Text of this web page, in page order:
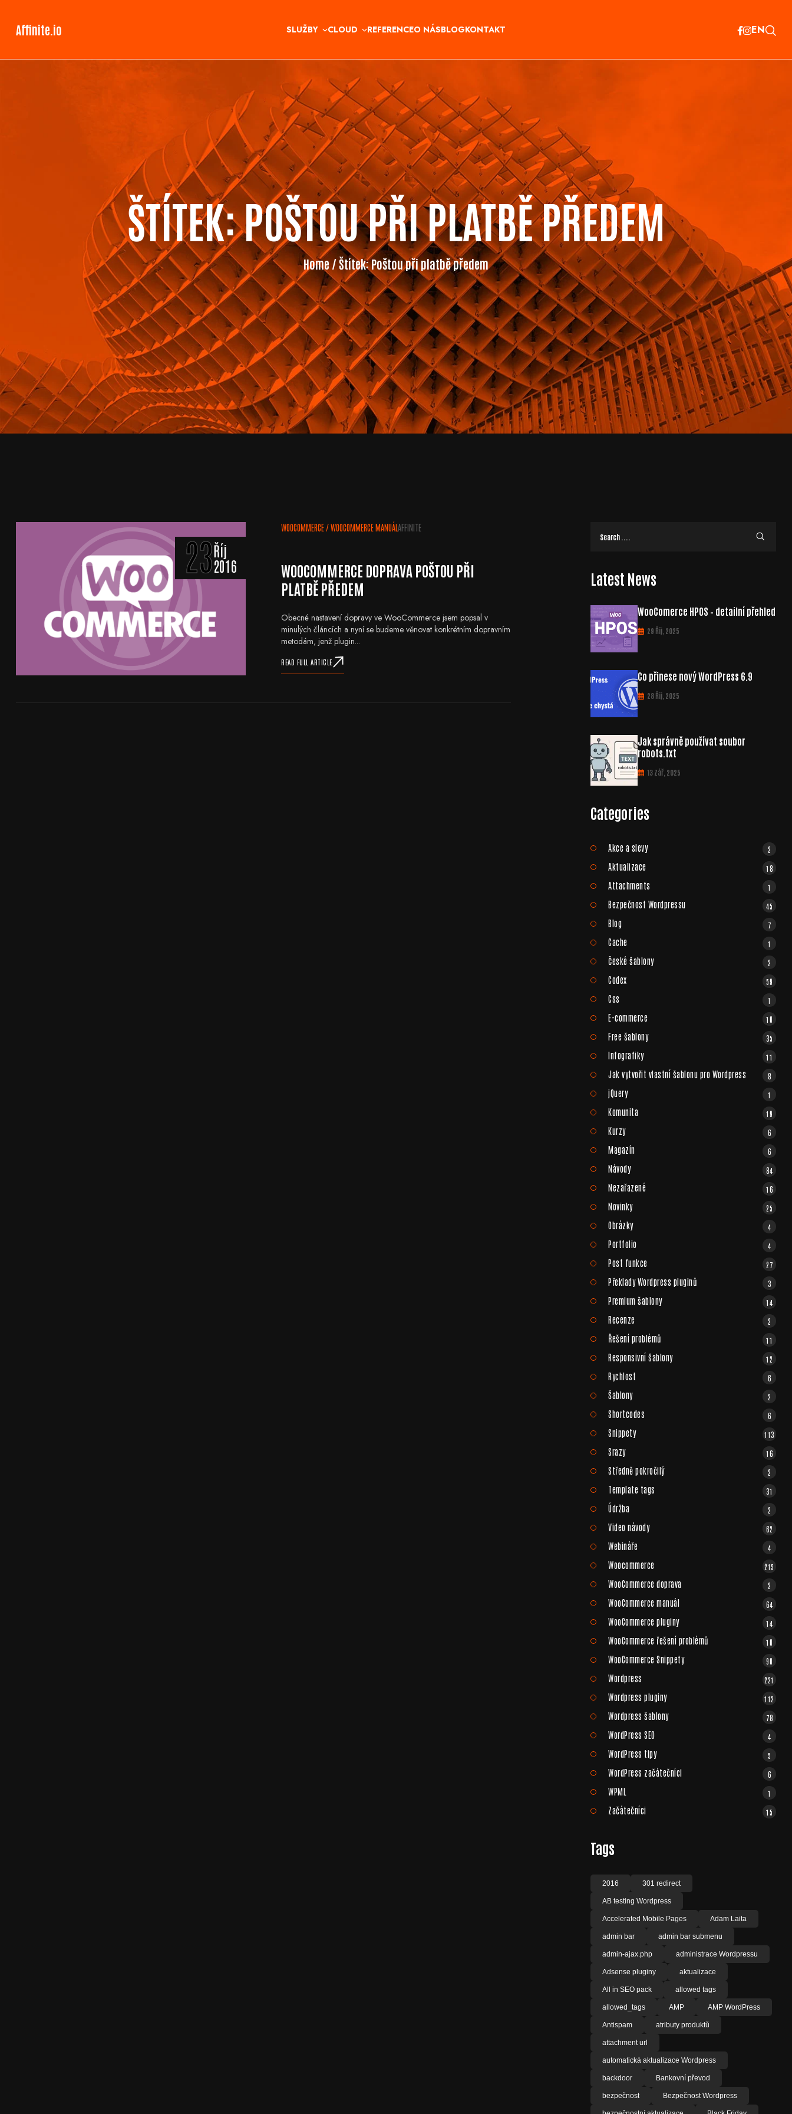
Affinite.io SLUŽBY CLOUD REFERENCEO NÁSBLOGKONTAKT EN
ŠTÍTEK:POŠTOU PŘI PLATBĚ PŘEDEM
Home/ Štítek:Poštou při platbě předem
23Říj
2016
WOOCOMMERCE /WOOCOMMERCE MANUÁLAFFINITE
WOOCOMMERCE DOPRAVA POŠTOU PŘI
PLATBĚ PŘEDEM
Obecné nastavení dopravy ve WooCommerce jsem popsal v
minulých článcích a nyní se budeme věnovat konkrétním dopravním
metodám, jenž plugin...
READ FULL ARTICLE
Latest News
WooComerce HPOS – detailní přehled
29 Říj, 2025
Co přinese nový WordPress 6.9
28 Říj, 2025
Jak správně používat soubor
robots.txt
13 Zář, 2025
Categories
Akce a slevy 2
Aktualizace 18
Attachments 1
Bezpečnost Wordpressu 45
Blog 7
Cache 1
České šablony 2
Codex 59
Css 1
E-commerce 10
Free šablony 35
Infografiky 11
Jak vytvořit vlastní šablonu pro Wordpress 8
jQuery 1
Komunita 19
Kurzy 6
Magazín 6
Návody 84
Nezařazené 16
Novinky 25
Obrázky 4
Portfolio 4
Post funkce 27
Překlady Wordpress pluginů 3
Premium šablony 14
Recenze 2
Řešení problémů 11
Responsivní šablony 12
Rychlost 6
Šablony 2
Shortcodes 6
Snippety 113
Srazy 16
Středně pokročilý 2
Template tags 31
Údržba 2
Video návody 62
Webináře 4
Woocommerce 215
WooCommerce doprava 2
WooCommerce manuál 64
WooCommerce pluginy 14
WooCommerce řešení problémů 10
WooCommerce Snippety 90
Wordpress 221
Wordpress pluginy 112
Wordpress šablony 78
WordPress SEO 4
WordPress tipy 5
WordPress začátečníci 6
WPML 1
Začátečníci 15
Tags
2016 301 redirect
AB testing Wordpress
Accelerated Mobile Pages Adam Laita
admin bar admin bar submenu
admin-ajax.php administrace Wordpressu
Adsense pluginy aktualizace
All in SEO pack allowed tags
allowed_tags AMP AMP WordPress
Antispam atributy produktů
attachment url
automatická aktualizace Wordpress
backdoor Bankovní převod
bezpečnost Bezpečnost Wordpress